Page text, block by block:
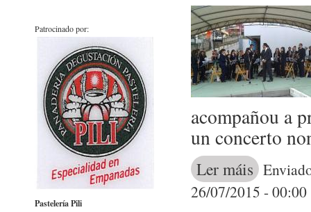
Patrocinado por:
Pastelería Pili
acompañou a
un concerto
Ler máis acerca de A
26/07/2015 - 00:00